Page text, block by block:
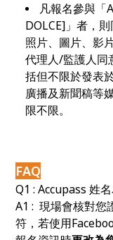
凡報名參與「
DOLCE] 」者，
照片、圖片、影
代理人/監護人同
括但不限於發表
廣播及新聞稿等
限不限。
FAQ
Q1 : Accupass姓
A1 : 現場會核對您
符，若使用